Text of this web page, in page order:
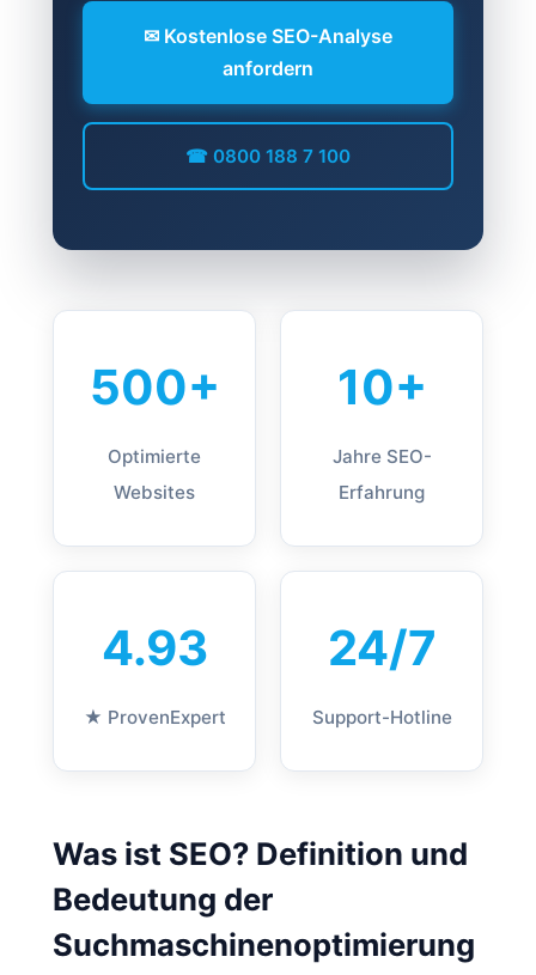
✉ Kostenlose SEO-Analyse
anfordern
☎ 0800 188 7 100
500+
Optimierte
Websites
10+
Jahre SEO-
Erfahrung
4.93
★ ProvenExpert
24/7
Support-Hotline
Was ist SEO? Definition und
Bedeutung der
Suchmaschinenoptimierung